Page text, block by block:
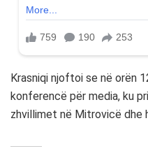
Krasniqi njoftoi se në orën
konferencë për media, ku
zhvillimet në Mitrovicë dhe